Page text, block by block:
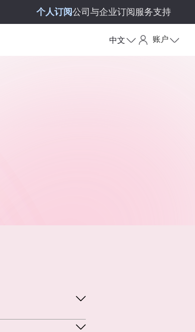
个人订阅公司与企业订阅服务支持
中文 账户